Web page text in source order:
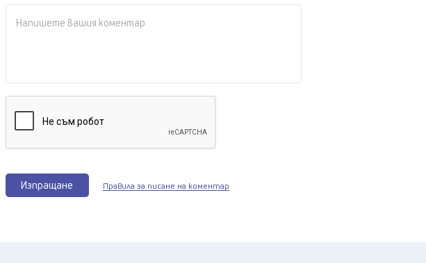
Изпращане Правила за писане на коментар